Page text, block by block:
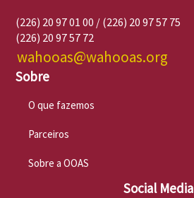
(226) 20 97 01 00 / (226) 20 97 57 75
(226) 20 97 57 72
wahooas@wahooas.org
Sobre
O que fazemos
Parceiros
Sobre a OOAS
Social Media